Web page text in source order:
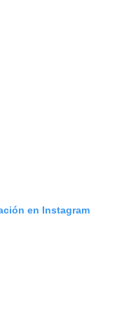
en Instagram